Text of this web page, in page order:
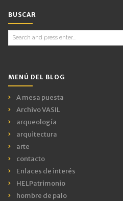
BUSCAR
Search
for:
MENÚ DEL BLOG
A mesa puesta
Archivo VASIL
arqueología
arquitectura
arte
contacto
Enlaces de interés
HELPatrimonio
hombre de palo